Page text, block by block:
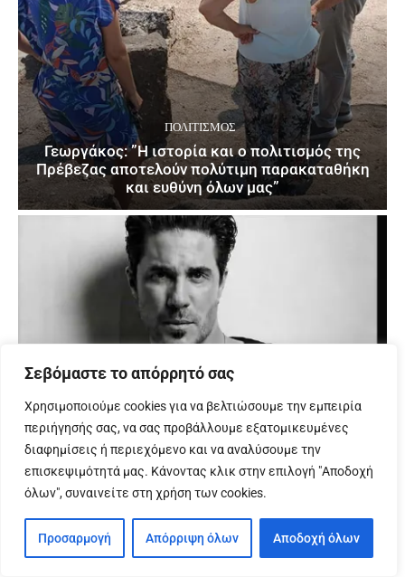
Σεβόμαστε το απόρρητό σας
Χρησιμοποιούμε cookies για να βελτιώσουμε την εμπειρία
περιήγησής σας, να σας προβάλλουμε εξατομικευμένες
διαφημίσεις ή περιεχόμενο και να αναλύσουμε την
επισκεψιμότητά μας. Κάνοντας κλικ στην επιλογή "Αποδοχή
όλων", συναινείτε στη χρήση των cookies.
Προσαρμογή Απόρριψη όλων Αποδοχή όλων
ΠΟΛΙΤΙΣΜΌΣ
Γεωργάκος: ”Η ιστορία και ο πολιτισμός της
Πρέβεζας αποτελούν πολύτιμη παρακαταθήκη
και ευθύνη όλων μας”
ΔΙΑΦΗΜΊΣΕΙΣ
Οι τυχερές του διαγωνισμού του IPreveza.gr για